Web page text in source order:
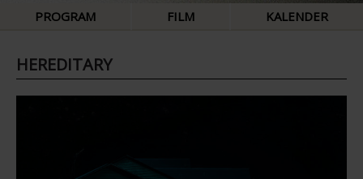
PROGRAM FILM KALENDER
HEREDITARY